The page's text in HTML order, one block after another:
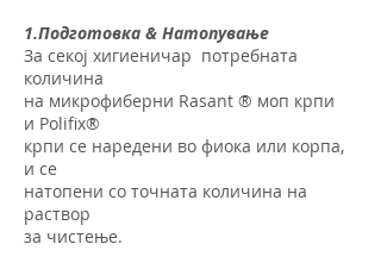
1.Подготовка & Натопување
За секој хигиеничар потребната
количина
на микрофиберни Rasant ® моп крпи
и Polifix®
крпи се наредени во фиока или корпа,
и се
натопени со точната количина на
раствор
за чистење.